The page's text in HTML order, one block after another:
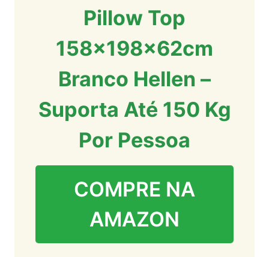
Pillow Top
158x198x62cm
Branco Hellen –
Suporta Até 150 Kg
Por Pessoa
COMPRE NA
AMAZON